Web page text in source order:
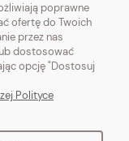
poprawne
ofertę do Twoich
przez nas
dostosować
opcję "Dostosuj
Polityce